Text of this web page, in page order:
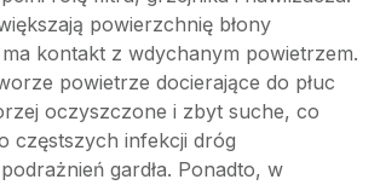
powierzchnię błony
kontakt z wdychanym powietrzem.
powietrze docierające do płuc
oczyszczone i zbyt suche, co
częstszych infekcji dróg
gardła. Ponadto, w